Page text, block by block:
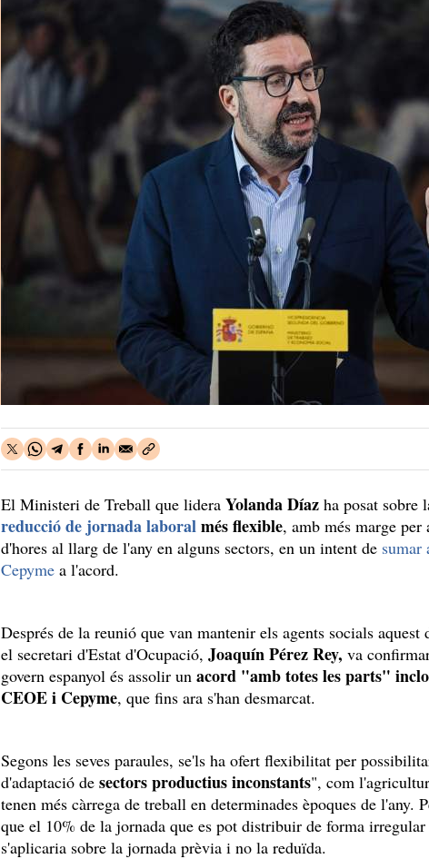
El Ministeri de Treball que lidera Yolanda Díaz ha posat sobre
reducció de jornada laboralmés flexible, amb més marge
d'hores al llarg de l'any en alguns sectors, en un intent de sumar
Cepyme a l'acord.
Després de la reunió que van mantenir els agents socials
el secretari d'Estat d'Ocupació, Joaquín Pérez Rey, va
govern espanyol és assolir un acord "amb totes les parts"
CEOE i Cepyme, que fins ara s'han desmarcat.
Segons les seves paraules, se'ls ha ofert flexibilitat per
d'adaptació de sectors productius inconstants", com
tenen més càrrega de treball en determinades èpoques de l'any.
que el 10% de la jornada que es pot distribuir de forma
s'aplicaria sobre la jornada prèvia i no la reduïda.